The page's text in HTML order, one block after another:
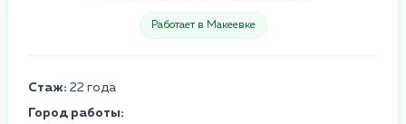
Работает в Макеевке
Стаж: 22 года
Город работы: